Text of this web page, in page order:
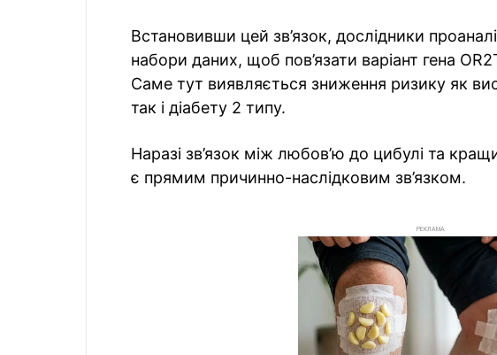
Встановивши цей зв’язок, дослідники
набори даних, щоб пов’язати варіант гена
Саме тут виявляється зниження ризику як
так і діабету 2 типу.
Наразі зв’язок між любов’ю до цибулі та
є прямим причинно-наслідковим зв’язком.
РЕКЛАМА